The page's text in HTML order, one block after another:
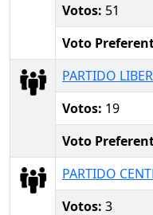
Votos: 51
Voto
PARTIDO
Votos: 19
Voto
PARTIDO
Votos: 3